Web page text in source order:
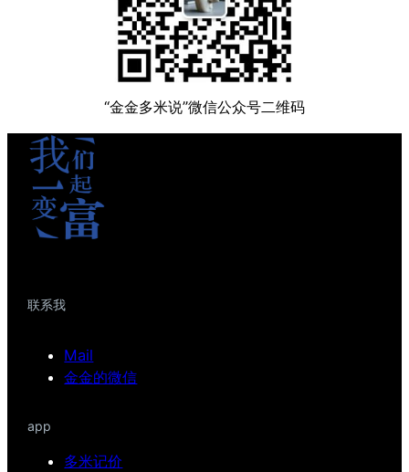
“金金多米说”微信公众号二维码
联系我
Mail
金金的微信
app
多米记价